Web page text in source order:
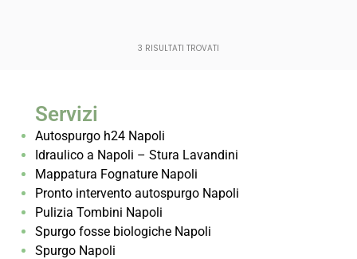
3 RISULTATI TROVATI
Servizi
Autospurgo h24 Napoli
Idraulico a Napoli – Stura Lavandini
Mappatura Fognature Napoli
Pronto intervento autospurgo Napoli
Pulizia Tombini Napoli
Spurgo fosse biologiche Napoli
Spurgo Napoli